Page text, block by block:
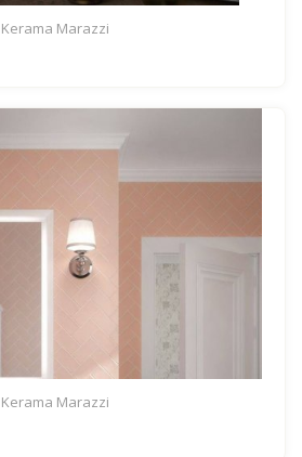
Kerama Marazzi
Kerama Marazzi